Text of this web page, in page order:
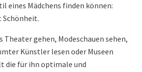
eines Mädchens finden können:
Schönheit.
Theater gehen, Modeschauen sehen,
Künstler lesen oder Museen
die für ihn optimale und